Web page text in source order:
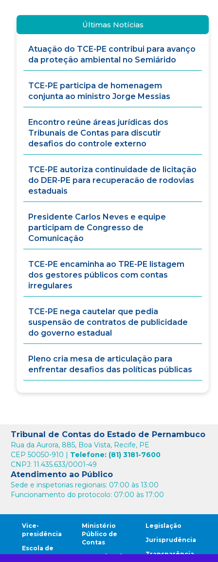
Últimas Notícias
Atuação do TCE-PE contribui para avanço
da proteção ambiental no Semiárido
TCE-PE participa de homenagem
conjunta ao ministro Jorge Messias
Encontro reúne áreas jurídicas dos
Tribunais de Contas para discutir
desafios do controle externo
TCE-PE autoriza continuidade de licitação
do DER-PE para recuperacão de rodovias
estaduais
Presidente Carlos Neves e equipe
participam de Congresso de
Comunicação
TCE-PE encaminha ao TRE-PE listagem
dos gestores públicos com contas
irregulares
TCE-PE nega cautelar que pedia
suspensão de contratos de publicidade
do governo estadual
Pleno cria mesa de articulação para
enfrentar desafios das políticas públicas
Tribunal de Contas do Estado de Pernambuco
Rua da Aurora, 885, Boa Vista, Recife, PE
CEP 50050-910 | Telefone: (81) 3181-7600
CNPJ: 11.435.633/0001-49
Atendimento ao Público
Sede e inspetorias regionais: 07:00 às 13:00
Funcionamento do protocolo: 07:00 às 17:00
Vice-
presidência
Escola de
Contas
Ministério
Público de
Contas
Comunicação
Legislação
Jurisprudência
Transparência